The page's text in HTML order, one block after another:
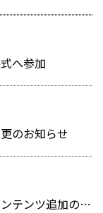
へ参加
のお知らせ
新広告キャンペーンWeb特設サイト コンテンツ追加のお知らせ